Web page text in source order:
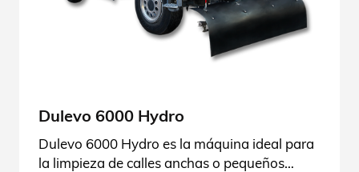
Dulevo 6000 Hydro
Dulevo 6000 Hydro es la máquina ideal para
la limpieza de calles anchas o pequeños